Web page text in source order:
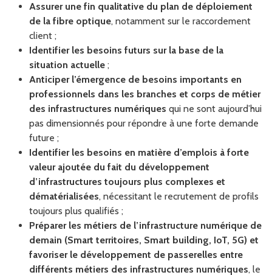
Assurer une fin qualitative du plan de déploiement
de la fibre optique, notamment sur le raccordement
client ;
Identifier les besoins futurs sur la base de la
situation actuelle ;
Anticiper l’émergence de besoins importants en
professionnels dans les branches et corps de métier
des infrastructures numériques qui ne sont aujourd’hui
pas dimensionnés pour répondre à une forte demande
future ;
Identifier les besoins en matière d’emplois à forte
valeur ajoutée du fait du développement
d’infrastructures toujours plus complexes et
dématérialisées, nécessitant le recrutement de profils
toujours plus qualifiés ;
Préparer les métiers de l’infrastructure numérique de
demain (Smart territoires, Smart building, IoT, 5G) et
favoriser le développement de passerelles entre
différents métiers des infrastructures numériques, le